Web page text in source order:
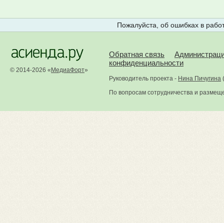
Пожалуйста, об ошибках в
© 2014-2026 « МедиаФорт»
Обратная связь
конфиденциальности
Руководитель проекта - Нина Пичугина (
По вопросам сотрудничества и